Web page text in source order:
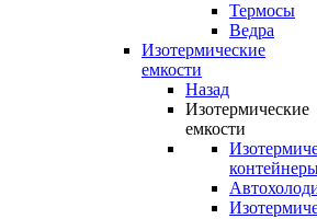
Термосы
Ведра
Изотермические
емкости
Назад
Изотермические
емкости